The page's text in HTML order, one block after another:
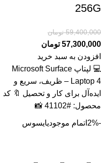
256G
59,400,000 تومان
57,300,000 تومان
افزودن به سبد خرید
💻 لپتاپ Microsoft Surface
Laptop 4 – ظریف، سریع و
ایده‌آل برای کار و تحصیل 🔖 کد
محصول: #41102 📸
-2% اتمام موجودیایسوس